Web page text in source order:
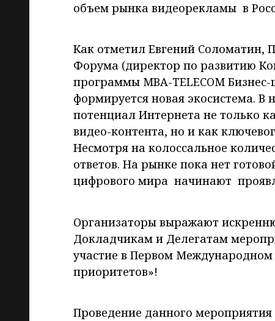
объем рынка видеорекламы в
Как отметил Евгений Соломатин,
Форума (директор по развитию
программы MBA-TELECOM
формируется новая экосистема. В
потенциал Интернета не только
видео-контента, но и как
Несмотря на колоссальное
ответов. На рынке пока нет
цифрового мира начинают
Организаторы выражают
Докладчикам и Делегатам
участие в Первом Международном
приоритетов»!
Проведение данного